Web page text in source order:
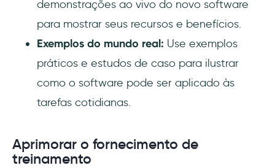
demonstrações ao vivo do novo software
para mostrar seus recursos e benefícios.
Exemplos do mundo real: Use exemplos
práticos e estudos de caso para ilustrar
como o software pode ser aplicado às
tarefas cotidianas.
Aprimorar o fornecimento de
treinamento